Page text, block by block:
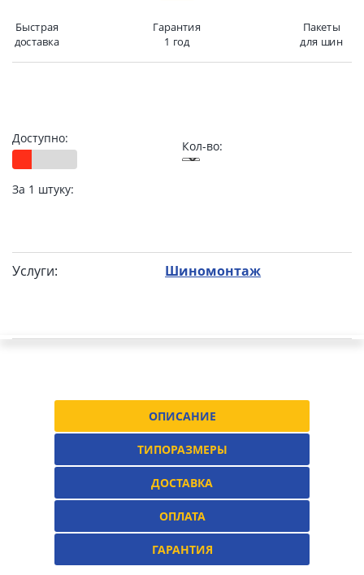
Быстрая
доставка
Гарантия
1 год
Пакеты
для шин
Доступно:
Кол-во:
За 1 штуку:
Услуги: Шиномонтаж
ОПИСАНИЕ
ТИПОРАЗМЕРЫ
ДОСТАВКА
ОПЛАТА
ГАРАНТИЯ